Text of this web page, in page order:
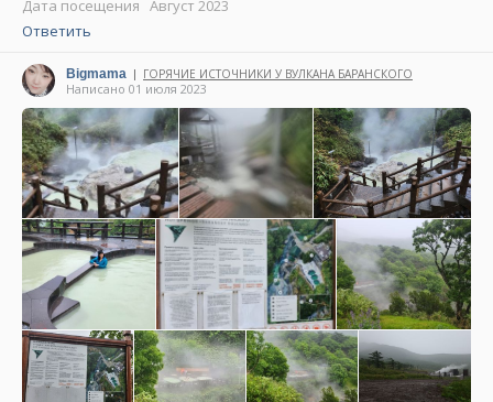
Дата посещения Август 2023
Ответить
Bigmama | ГОРЯЧИЕ ИСТОЧНИКИ У ВУЛКАНА БАРАНСКОГО
Написано 01 июля 2023